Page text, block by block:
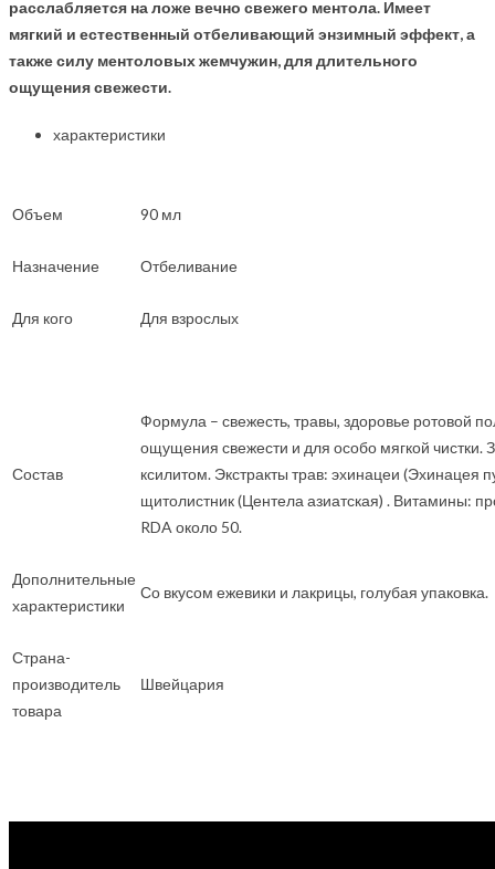
расслабляется на ложе вечно свежего ментола. Имеет
мягкий и естественный отбеливающий энзимный эффект, а
также силу ментоловых жемчужин, для длительного
ощущения свежести.
характеристики
Объем 90 мл
Назначение Отбеливание
Для кого Для взрослых
Состав
Формула – свежесть, травы, здоровье ротовой
ощущения свежести и для особо мягкой чистки.
ксилитом. Экстракты трав: эхинацеи (Эхинацея
щитолистник (Центела азиатская) . Витамины:
RDA около 50.
Дополнительные
характеристики
Со вкусом ежевики и лакрицы, голубая упаковка.
Страна-
производитель
товара
Швейцария